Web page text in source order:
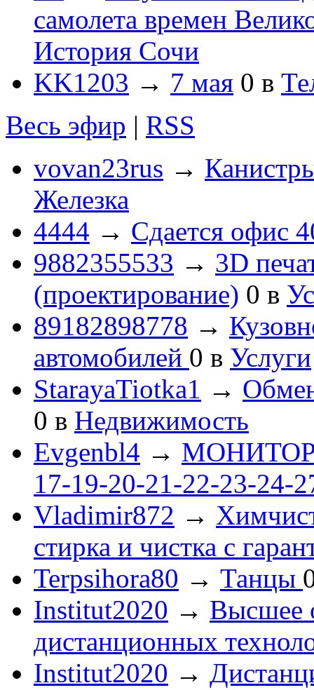
самолета времен
История Сочи
KK1203 → 7 мая 0 в
Весь эфир | RSS
vovan23rus →
Железка
4444 → Сдается офис
9882355533 → 3D
(проектирование) 0 в
89182898778 →
автомобилей 0 в Услуги
StarayaTiotka1 →
0 в Недвижимость
Evgenbl4 → МОНИТОРЫ
17-19-20-21-22-23-24-
Vladimir872 →
стирка и чистка с
Terpsihora80 → Танцы
Institut2020 → Высшее
дистанционных
Institut2020 →